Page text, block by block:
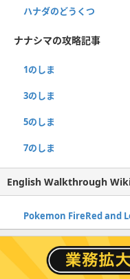
ハナダのどうくつ
ナナシマの攻略記事
1のしま
3のしま
5のしま
7のしま
English Walkthrough Wiki
Pokemon FireRed and